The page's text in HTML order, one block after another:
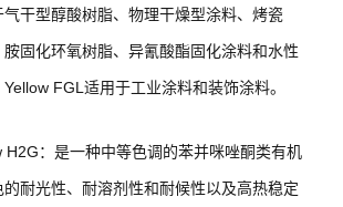
干型醇酸树脂、物理干燥型涂料、烤瓷
固化环氧树脂、异氰酸酯固化涂料和水性
FGL适用于工业涂料和装饰涂料。
H2G：是一种中等色调的苯并咪唑酮类有机
耐光性、耐溶剂性和耐候性以及高热稳定